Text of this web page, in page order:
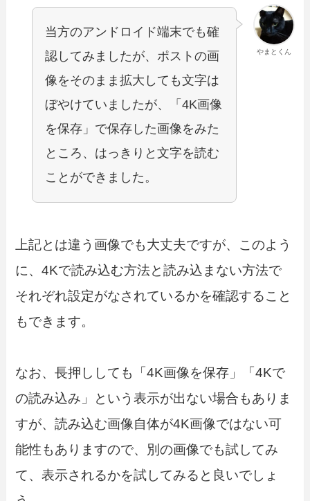
やまとくん
当方のアンドロイド端末でも確
認してみましたが、ポストの画
像をそのまま拡大しても文字は
ぼやけていましたが、「4K画像
を保存」で保存した画像をみた
ところ、はっきりと文字を読む
ことができました。
上記とは違う画像でも大丈夫ですが、このよう
に、4Kで読み込む方法と読み込まない方法で
それぞれ設定がなされているかを確認すること
もできます。
なお、長押ししても「4K画像を保存」「4Kで
の読み込み」という表示が出ない場合もありま
すが、読み込む画像自体が4K画像ではない可
能性もありますので、別の画像でも試してみ
て、表示されるかを試してみると良いでしょ